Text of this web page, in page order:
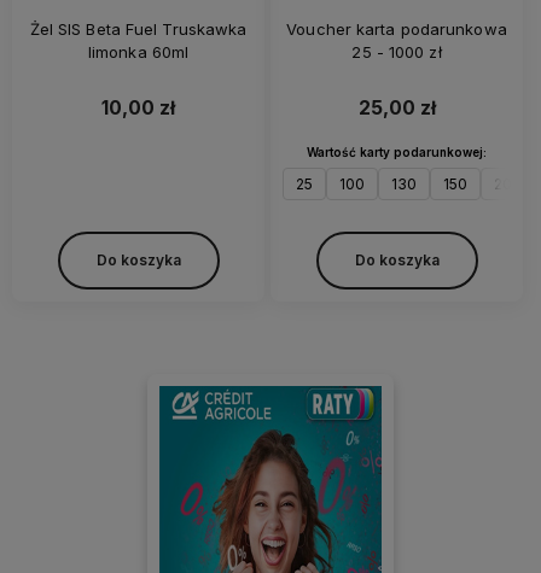
Żel SIS Beta Fuel Truskawka
limonka 60ml
10,00 zł
Do koszyka
Voucher karta podarunkowa
25 - 1000 zł
25,00 zł
Wartość karty podarunkowej:
25 100 130 150
Do koszyka